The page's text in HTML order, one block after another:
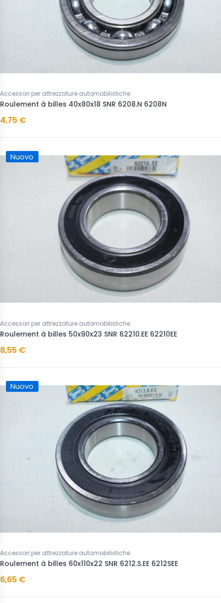
Accessori per attrezzature automobilistiche
Roulement à billes 40x80x18 SNR 6208.N 6208N
4,75 €
Nuovo
Accessori per attrezzature automobilistiche
Roulement à billes 50x90x23 SNR 62210.EE 62210EE
8,55 €
Nuovo
Accessori per attrezzature automobilistiche
Roulement à billes 60x110x22 SNR 6212.S.EE 6212SEE
6,65 €